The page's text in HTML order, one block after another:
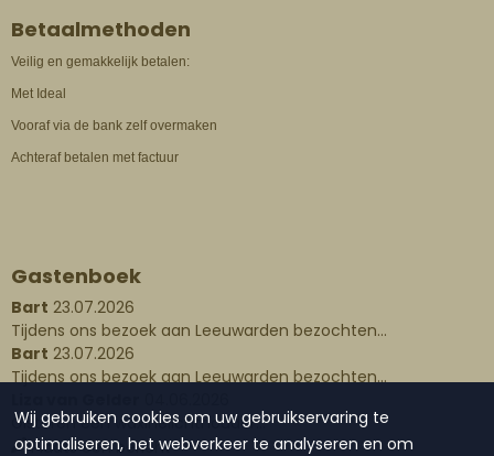
Betaalmethoden
Veilig en gemakkelijk betalen:
Met Ideal
Vooraf via de bank zelf overmaken
Achteraf betalen met factuur
Gastenboek
Bart 23.07.2026
Tijdens ons bezoek aan Leeuwarden bezochten...
Bart 23.07.2026
Tijdens ons bezoek aan Leeuwarden bezochten...
Gisteren een waxinelichthouder...
Plaats een bericht
Wij gebruiken cookies om uw gebruikservaring te
optimaliseren, het webverkeer te analyseren en om